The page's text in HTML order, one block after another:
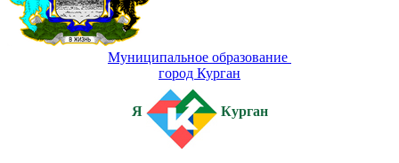
Муниципальное образование
город Курган
Я Курган